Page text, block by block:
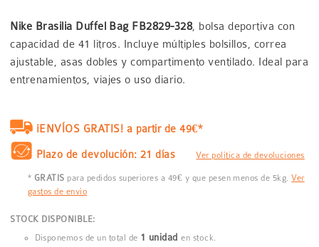
Nike Brasilia Duffel Bag FB2829-328, bolsa deportiva con
capacidad de 41 litros. Incluye múltiples bolsillos, correa
ajustable, asas dobles y compartimento ventilado. Ideal para
entrenamientos, viajes o uso diario.
¡ENVÍOS GRATIS! a partir de 49€*
Plazo de devolución: 21 días Ver política de devoluciones
* GRATIS para pedidos superiores a 49€ y que pesen menos de 5kg.Ver
gastos de envío
STOCK DISPONIBLE:
Disponemos de un total de 1 unidaden stock.